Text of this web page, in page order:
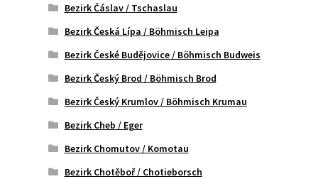
Bezirk Čáslav / Tschaslau
Bezirk Česká Lípa / Böhmisch Leipa
Bezirk České Budějovice / Böhmisch Budweis
Bezirk Český Brod / Böhmisch Brod
Bezirk Český Krumlov / Böhmisch Krumau
Bezirk Cheb / Eger
Bezirk Chomutov / Komotau
Bezirk Chotěboř / Chotieborsch